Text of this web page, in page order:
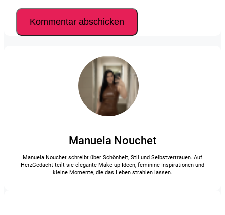
Manuela Nouchet
Manuela Nouchet schreibt über Schönheit, Stil und Selbstvertrauen. Auf
HerzGedacht teilt sie elegante Make-up-Ideen, feminine Inspirationen und
kleine Momente, die das Leben strahlen lassen.